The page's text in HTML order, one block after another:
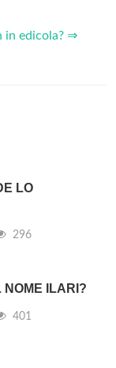
in edicola? ⇒
LO
296
NOME ILARI?
401